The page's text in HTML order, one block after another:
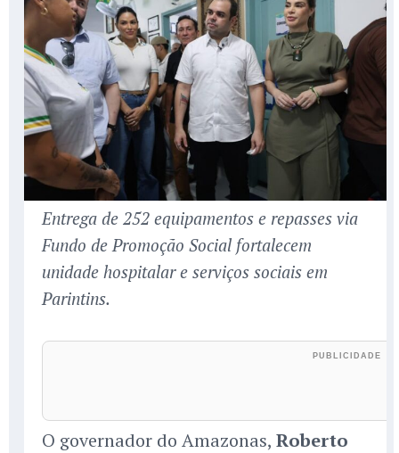
Entrega de 252 equipamentos e repasses via
Fundo de Promoção Social fortalecem
unidade hospitalar e serviços sociais em
Parintins.
O governador do Amazonas, Roberto